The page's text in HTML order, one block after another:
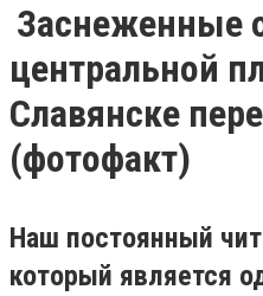
Заснеженные
центральной
Славянске
(фотофакт)
Наш постоянный
который является